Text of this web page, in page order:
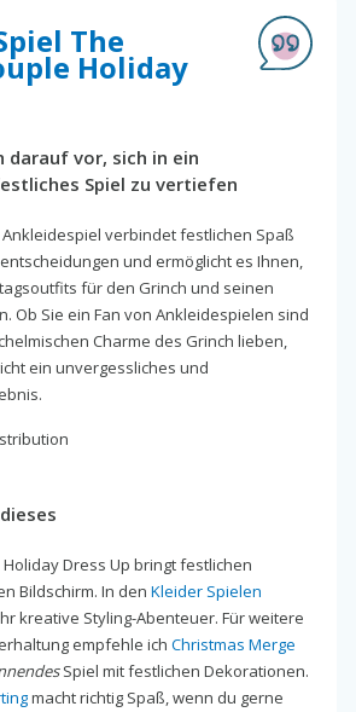
The
Holiday
darauf vor, sich in ein
Spiel zu vertiefen
verbindet festlichen Spaß
und ermöglicht es Ihnen,
für den Grinch und seinen
Ob Sie ein Fan von Ankleidespielen sind
Charme des Grinch lieben,
ein unvergessliches und
Dress Up bringt festlichen
Bildschirm. In den Kleider Spielen
kreative Styling-Abenteuer. Für weitere
empfehle ich Christmas Merge
Spiel mit festlichen Dekorationen.
macht richtig Spaß, wenn du gerne